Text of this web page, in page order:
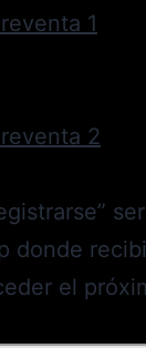
1
2
donde
el